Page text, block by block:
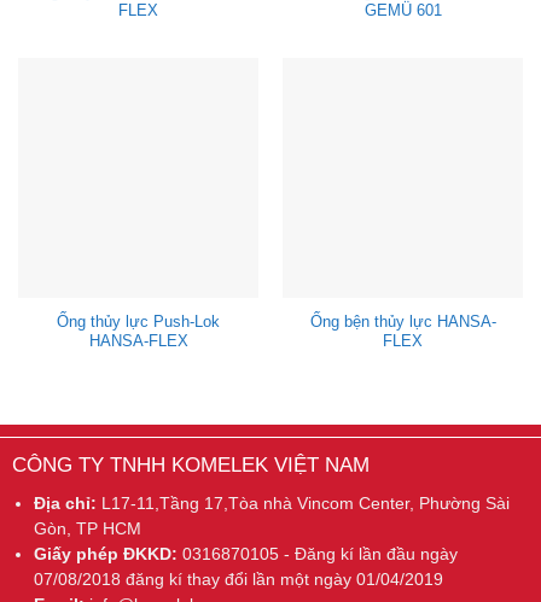
FLEX
GEMÜ 601
Ống thủy lực Push-Lok
HANSA-FLEX
Ống bện thủy lực HANSA-
FLEX
CÔNG TY TNHH KOMELEK VIỆT NAM
Địa chỉ: L17-11,Tầng 17,Tòa nhà Vincom Center, Phường Sài
Gòn, TP HCM
Giấy phép ĐKKD: 0316870105 - Đăng kí lần đầu ngày
07/08/2018 đăng kí thay đổi lần một ngày 01/04/2019